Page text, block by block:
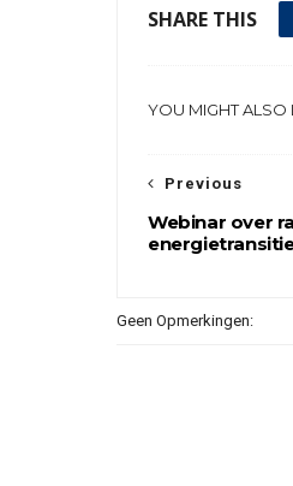
SHARE THIS
YOU MIGHT ALSO
Previous
Webinar over
Geen Opmerkingen: